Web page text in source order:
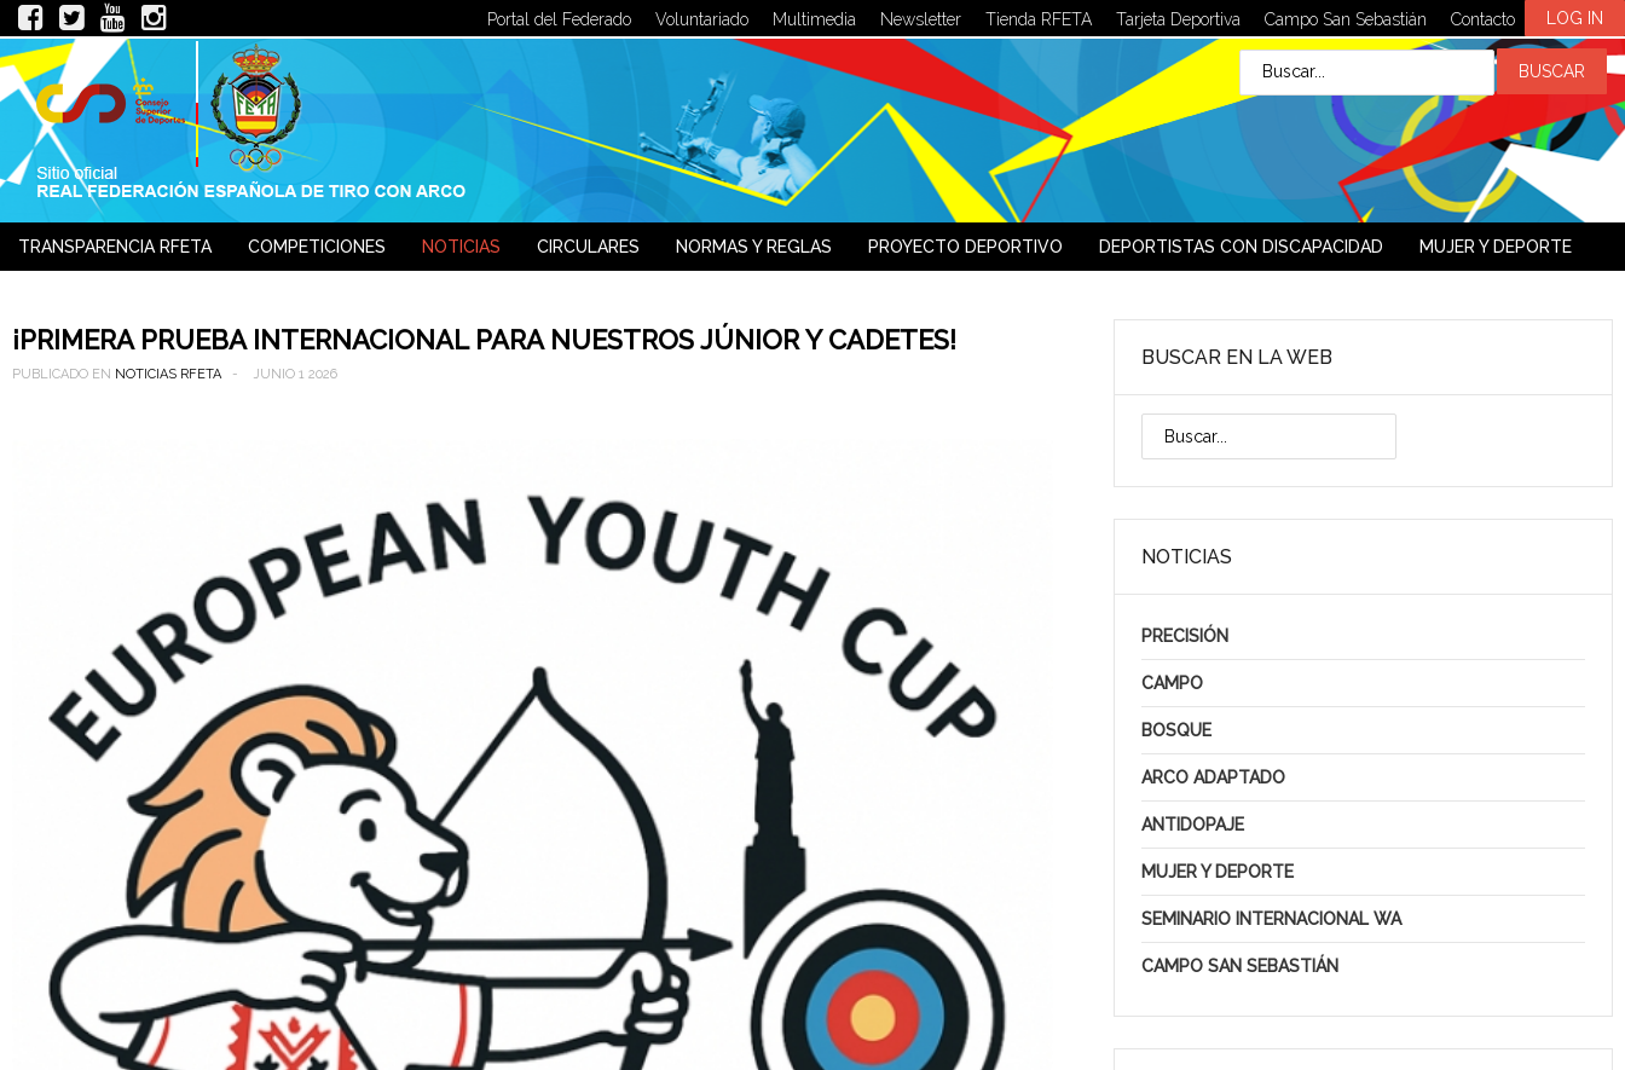
Portal del Federado Voluntariado Multimedia Newsletter Tienda RFETA Tarjeta Deportiva Campo San Sebastián Contacto LOG IN
TRANSPARENCIA RFETA COMPETICIONES NOTICIAS CIRCULARES NORMAS Y REGLAS PROYECTO DEPORTIVO DEPORTISTAS CON DISCAPACIDAD MUJER Y DEPORTE
¡PRIMERA PRUEBA INTERNACIONAL PARA NUESTROS JÚNIOR Y CADETES!
PUBLICADO EN NOTICIAS RFETA JUNIO 1 2026
BUSCAR EN LA WEB
NOTICIAS
PRECISIÓN
CAMPO
BOSQUE
ARCO ADAPTADO
ANTIDOPAJE
MUJER Y DEPORTE
SEMINARIO INTERNACIONAL WA
CAMPO SAN SEBASTIÁN
LOG INORSIGN UP
Usuario
Contraseña
¿Recordar contraseña?
¿Recordar usuario?